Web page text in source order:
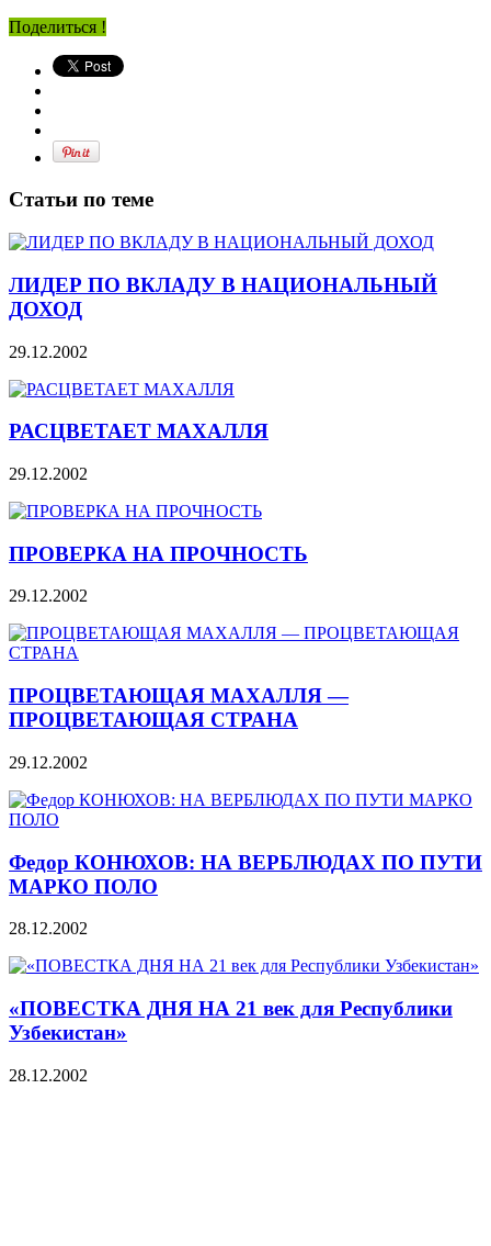
Поделиться !
Статьи по теме
ЛИДЕР ПО ВКЛАДУ В НАЦИОНАЛЬНЫЙ
ДОХОД
29.12.2002
РАСЦВЕТАЕТ МАХАЛЛЯ
29.12.2002
ПРОВЕРКА НА ПРОЧНОСТЬ
29.12.2002
ПРОЦВЕТАЮЩАЯ МАХАЛЛЯ —
ПРОЦВЕТАЮЩАЯ СТРАНА
29.12.2002
Федор КОНЮХОВ: НА ВЕРБЛЮДАХ ПО ПУТИ
МАРКО ПОЛО
28.12.2002
«ПОВЕСТКА ДНЯ НА 21 век для Республики
Узбекистан»
28.12.2002